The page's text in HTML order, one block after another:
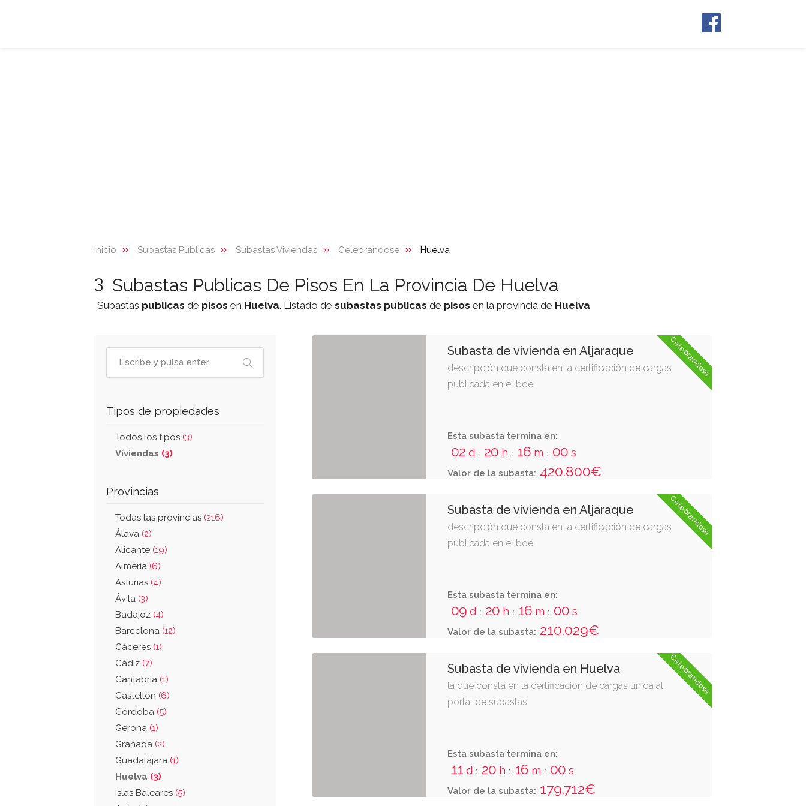
Inicio Subastas Publicas Subastas Viviendas Celebrandose Huelva
3 Subastas Publicas De Pisos En La Provincia De Huelva
Subastas publicas de pisos en Huelva. Listado de subastas publicas de pisos en la provincia de Huelva
Tipos de propiedades
Todos los tipos (3)
Viviendas (3)
Provincias
Todas las provincias (216)
Álava (2)
Alicante (19)
Almería (6)
Asturias (4)
Ávila (3)
Badajoz (4)
Barcelona (12)
Cáceres (1)
Cádiz (7)
Cantabria (1)
Castellón (6)
Córdoba (5)
Gerona (1)
Granada (2)
Guadalajara (1)
Huelva (3)
Islas Baleares (5)
Celebrandose
Subasta de vivienda en Aljaraque
descripción que consta en la certificación de cargas
publicada en el boe
Esta subasta termina en:
02 d : 20 h : 15 m : 59 s
Valor de la subasta: 420.800€
Celebrandose
Subasta de vivienda en Aljaraque
descripción que consta en la certificación de cargas
publicada en el boe
Esta subasta termina en:
09 d : 20 h : 15 m : 59 s
Valor de la subasta: 210.029€
Celebrandose
Subasta de vivienda en Huelva
la que consta en la certificación de cargas unida al
portal de subastas
Esta subasta termina en:
Valor de la subasta:179.712€